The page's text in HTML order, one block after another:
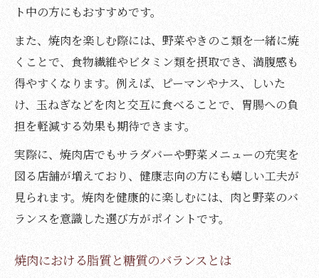
ト中の方にもおすすめです。
また、焼肉を楽しむ際には、野菜やきのこ類を一緒に焼
くことで、食物繊維やビタミン類を摂取でき、満腹感も
得やすくなります。例えば、ピーマンやナス、しいた
け、玉ねぎなどを肉と交互に食べることで、胃腸への負
担を軽減する効果も期待できます。
実際に、焼肉店でもサラダバーや野菜メニューの充実を
図る店舗が増えており、健康志向の方にも嬉しい工夫が
見られます。焼肉を健康的に楽しむには、肉と野菜のバ
ランスを意識した選び方がポイントです。
焼肉における脂質と糖質のバランスとは